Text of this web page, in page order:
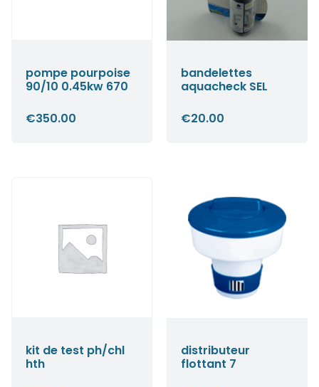
pompe pourpoise
90/10 0.45kw 670
€350.00
bandelettes
aquacheck SEL
€20.00
kit de test ph/chl
hth
distributeur
flottant 7